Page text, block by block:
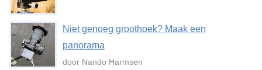
Niet genoeg groothoek? Maak een
panorama
door Nando Harmsen